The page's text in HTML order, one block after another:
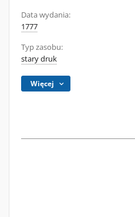
Data wydania:
1777
Typ zasobu:
stary druk
Więcej